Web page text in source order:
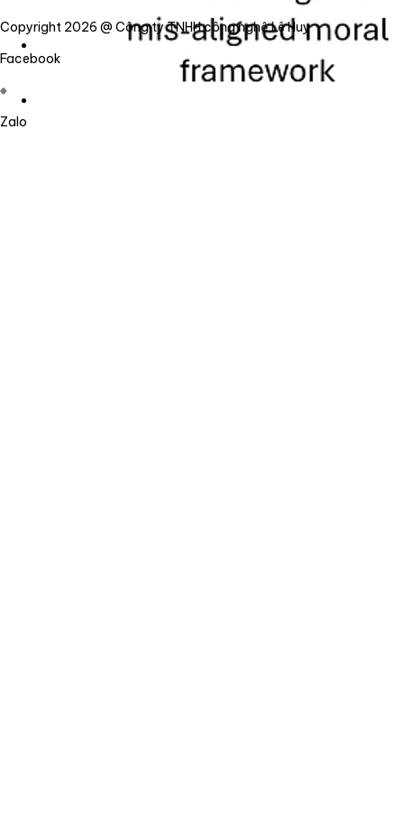
Copyright 2026 @ Công ty TNHH công nghệ Lê Huy
Facebook
Zalo